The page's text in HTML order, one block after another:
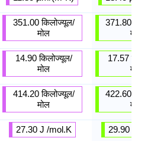
351.00 किलोज्यूल/
मोल
14.90 किलोज्यूल/
मोल
414.20 किलोज्यूल/
मोल
27.30 J /mol.K
371.80
मोल
17.57
मोल
422.60
मोल
29.90 J /